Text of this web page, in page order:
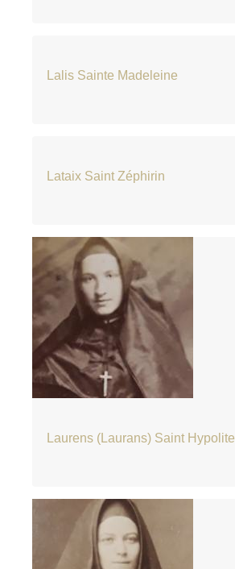
Lalis Sainte Madeleine
Lataix Saint Zéphirin
Laurens (Laurans) Saint Hypolite